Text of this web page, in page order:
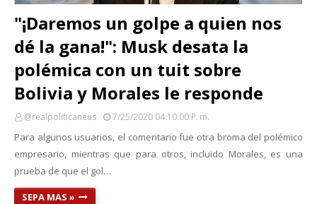
"¡Daremos un golpe a quien nos
dé la gana!": Musk desata la
polémica con un tuit sobre
Bolivia y Morales le responde
@realpoliticaneus 7/25/2020 04:10:00 P. M.
Para algunos usuarios, el comentario fue otra broma del polémico
empresario, mientras que para otros, incluido Morales, es una
prueba de que el gol…
SEPA MAS »